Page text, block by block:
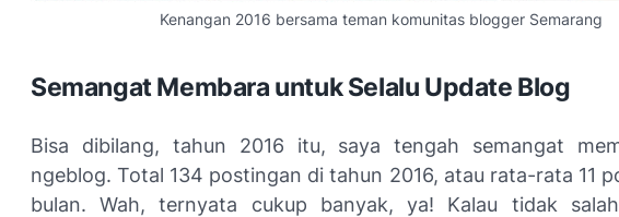
Kenangan 2016 bersama teman komunitas blogger Semarang
Semangat Membara untuk Selalu Update Blog
Bisa dibilang, tahun 2016 itu, saya tengah semangat
ngeblog. Total 134 postingan di tahun 2016, atau rata-rata 11
bulan. Wah, ternyata cukup banyak, ya! Kalau tidak